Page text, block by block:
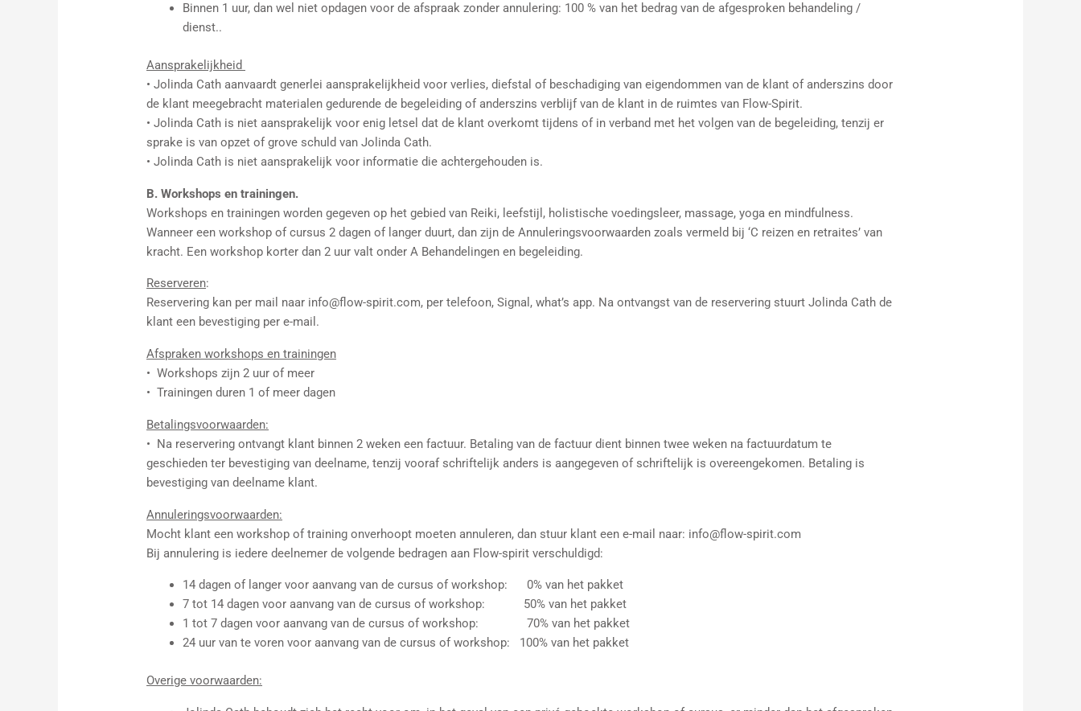
Binnen 1 uur, dan wel niet opdagen voor de afspraak zonder annulering: 100 % van het bedrag van de afgesproken behandeling /
dienst..
Aansprakelijkheid
• Jolinda Cath aanvaardt generlei aansprakelijkheid voor verlies, diefstal of beschadiging van eigendommen van de klant of anderszins door
de klant meegebracht materialen gedurende de begeleiding of anderszins verblijf van de klant in de ruimtes van Flow-Spirit.
• Jolinda Cath is niet aansprakelijk voor enig letsel dat de klant overkomt tijdens of in verband met het volgen van de begeleiding, tenzij er
sprake is van opzet of grove schuld van Jolinda Cath.
• Jolinda Cath is niet aansprakelijk voor informatie die achtergehouden is.
B. Workshops en trainingen.
Workshops en trainingen worden gegeven op het gebied van Reiki, leefstijl, holistische voedingsleer, massage, yoga en mindfulness.
Wanneer een workshop of cursus 2 dagen of langer duurt, dan zijn de Annuleringsvoorwaarden zoals vermeld bij ‘C reizen en retraites’ van
kracht. Een workshop korter dan 2 uur valt onder A Behandelingen en begeleiding.
Reserveren:
Reservering kan per mail naar info@flow-spirit.com, per telefoon, Signal, what’s app. Na ontvangst van de reservering stuurt Jolinda Cath de
klant een bevestiging per e-mail.
Afspraken workshops en trainingen
• Workshops zijn 2 uur of meer
• Trainingen duren 1 of meer dagen
Betalingsvoorwaarden:
• Na reservering ontvangt klant binnen 2 weken een factuur. Betaling van de factuur dient binnen twee weken na factuurdatum te
geschieden ter bevestiging van deelname, tenzij vooraf schriftelijk anders is aangegeven of schriftelijk is overeengekomen. Betaling is
bevestiging van deelname klant.
Annuleringsvoorwaarden:
Mocht klant een workshop of training onverhoopt moeten annuleren, dan stuur klant een e-mail naar: info@flow-spirit.com
Bij annulering is iedere deelnemer de volgende bedragen aan Flow-spirit verschuldigd:
14 dagen of langer voor aanvang van de cursus of workshop: 0% van het pakket
7 tot 14 dagen voor aanvang van de cursus of workshop: 50% van het pakket
1 tot 7 dagen voor aanvang van de cursus of workshop: 70% van het pakket
24 uur van te voren voor aanvang van de cursus of workshop: 100% van het pakket
Overige voorwaarden: